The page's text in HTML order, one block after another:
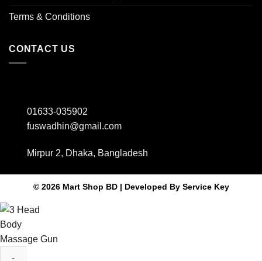
Terms & Conditions
CONTACT US
01633-035902
fuswadhin@gmail.com
Mirpur 2, Dhaka, Bangladesh
© 2026 Mart Shop BD | Developed By Service Key